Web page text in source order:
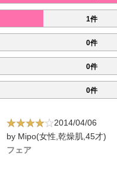
1件
0件
0件
0件
2014/04/06
by Mipo(女性,乾燥肌,45才)
フェア